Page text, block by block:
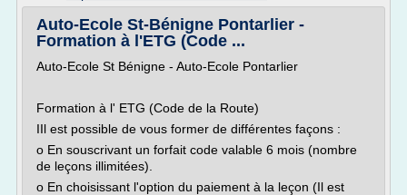
Auto-Ecole St-Bénigne Pontarlier -
Formation à l'ETG (Code ...
Auto-Ecole St Bénigne - Auto-Ecole Pontarlier
Formation à l' ETG (Code de la Route)
IIl est possible de vous former de différentes façons :
o En souscrivant un forfait code valable 6 mois (nombre
de leçons illimitées).
o En choisissant l'option du paiement à la leçon (Il est